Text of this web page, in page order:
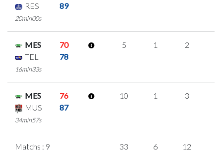
RES
89
20min00s
MES
70
TEL
78
16min33s
5 1 2
MES
76
MUS
87
34min57s
10 1 3
Matchs : 9 33 6 12